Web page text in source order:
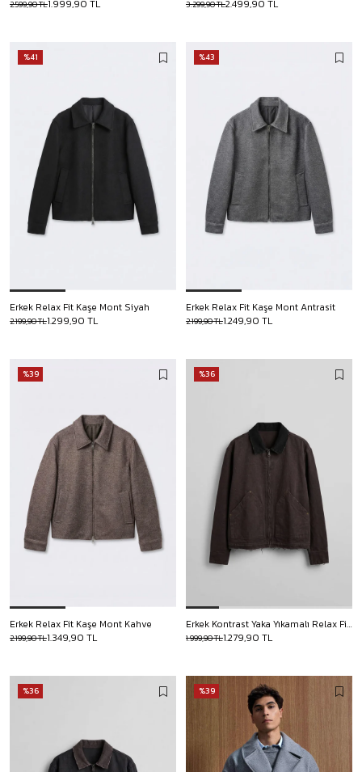
1.999,90 TL
2.599,90 TL 2.499,90 TL
3.299,90 TL
%41
Erkek Relax Fit Kaşe Mont Siyah
1.299,90 TL
2.199,90 TL
%43
Erkek Relax Fit Kaşe Mont Antrasit
1.249,90 TL
2.199,90 TL
%39
Erkek Relax Fit Kaşe Mont Kahve
1.349,90 TL
2.199,90 TL
%36
Erkek Kontrast Yaka Yıkamalı Relax Fit Ceket Kahverengi
1.279,90 TL
1.999,90 TL
%36 %39